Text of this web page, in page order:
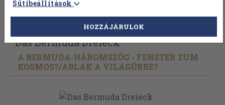
Vissza az előző oldalra Válasszon példányt
Das Bermuda Dreieck
A BERMUDA-HÁROMSZÖG - FENSTER ZUM
KOSMOS?/ABLAK A VILÁGŰRBE?
Sütibeállítások
HOZZÁJÁRULOK